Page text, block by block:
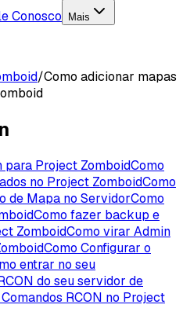
Conosco Mais
/Como adicionar mapas
para Project ZomboidComo
no Project ZomboidComo
de Mapa no ServidorComo
Como fazer backup e
ZomboidComo virar Admin
Como Configurar o
entrar no seu
do seu servidor de
RCON no Project